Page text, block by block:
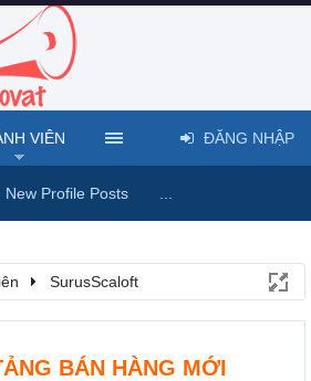
SurusScaloft
BÁN HÀNG MỚI
VIÊN
New Profile Posts
ĐĂNG NHẬP